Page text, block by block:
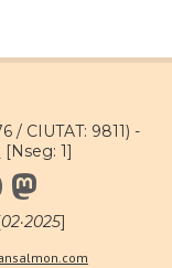
/ CIUTAT: 9811) -
[Nseg: 1]
02·2025]